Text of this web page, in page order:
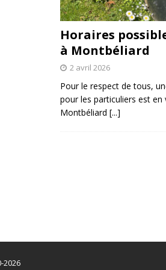
Horaires
à Montbéliard
2 avril 2026
Pour le respect de tous,
pour les particuliers est en
Montbéliard [...]
2026